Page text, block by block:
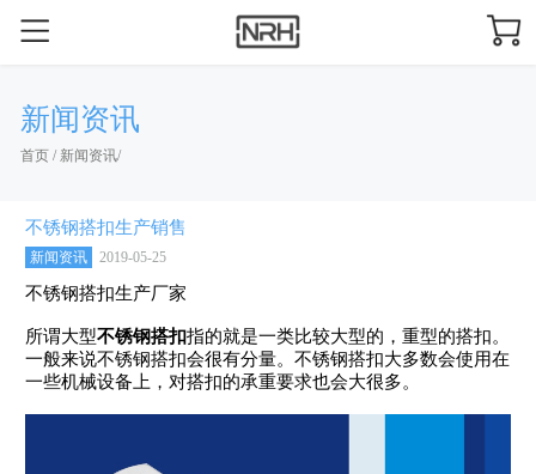
新闻资讯
首页/ 新闻资讯/
不锈钢搭扣生产销售
新闻资讯 2019-05-25
不锈钢搭扣生产厂家
所谓大型不锈钢搭扣指的就是一类比较大型的，重型的搭扣。
一般来说不锈钢搭扣会很有分量。不锈钢搭扣大多数会使用在
一些机械设备上，对搭扣的承重要求也会大很多。